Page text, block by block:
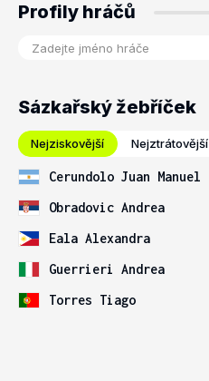
Profily hráčů
Sázkařský žebříček
Nejziskovější Nejztrátovější
Cerundolo Juan Manuel
Obradovic Andrea
Eala Alexandra
Guerrieri Andrea
Torres Tiago